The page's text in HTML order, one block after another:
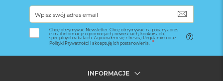
Chcę otrzymywać Newsletter. Chcę otrzymywać na podany adres
e-mail informacje o promocjach, nowościach, konkursach,
specjalnych rabatach. Zapoznałem się z treścią Regulaminu oraz
Polityki Prywatności i akceptuję ich postanowienia.
INFORMACJE